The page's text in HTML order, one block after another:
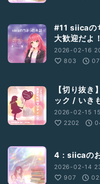
#11 siicaの
大歓迎だよ
2026-02-16
803
【切り抜き
ック / いき
2026-02-15
2202
4 : siicaの
2026-02-14
907